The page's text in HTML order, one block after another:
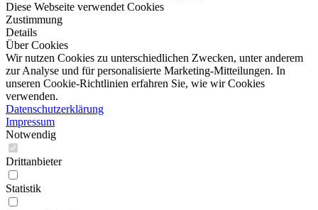
Diese Webseite verwendet Cookies
Zustimmung
Details
Über Cookies
Wir nutzen Cookies zu unterschiedlichen Zwecken, unter anderem
zur Analyse und für personalisierte Marketing-Mitteilungen. In
unseren Cookie-Richtlinien erfahren Sie, wie wir Cookies
verwenden.
Datenschutzerklärung
Impressum
Notwendig
Drittanbieter
Statistik